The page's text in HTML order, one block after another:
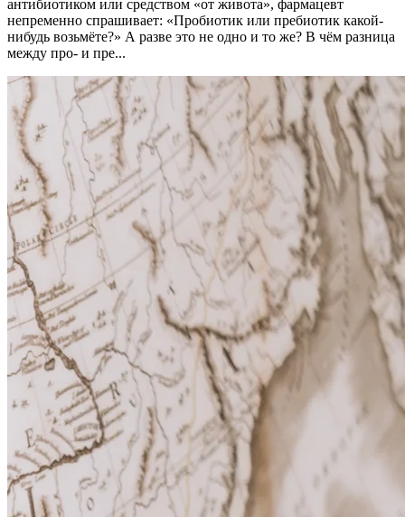
антибиотиком или средством «от живота», фармацевт
непременно спрашивает: «Пробиотик или пребиотик какой-
нибудь возьмёте?» А разве это не одно и то же? В чём разница
между про- и пре...